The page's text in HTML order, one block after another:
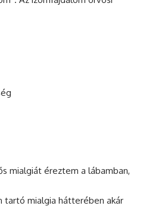
mialgiát éreztem a lábamban,
tartó mialgia hátterében akár